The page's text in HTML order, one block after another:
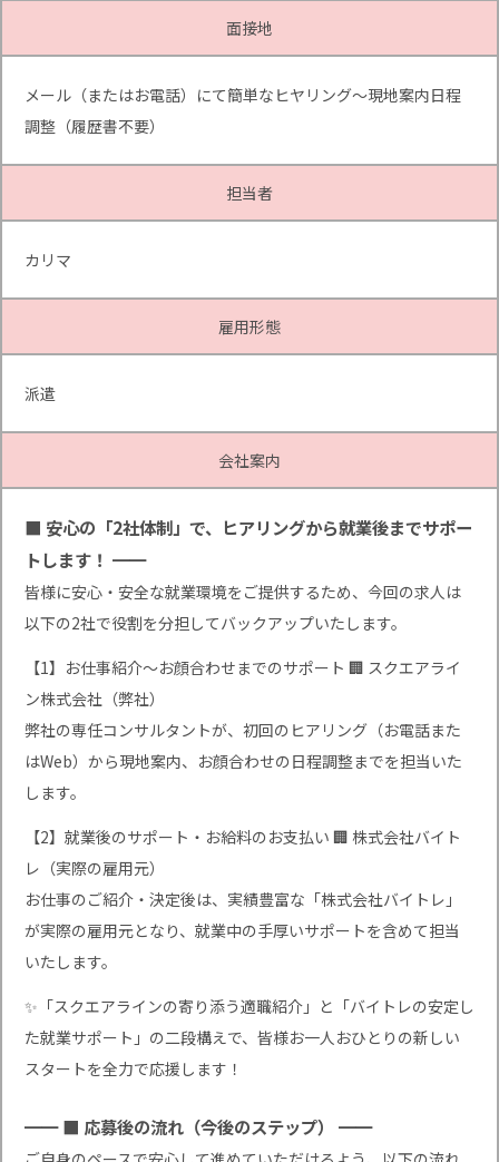
面接地
メール（またはお電話）にて簡単なヒヤリング～現地案内日程
調整（履歴書不要）
担当者
カリマ
雇用形態
派遣
会社案内
■ 安心の「2社体制」で、ヒアリングから就業後までサポー
トします！ ━━
皆様に安心・安全な就業環境をご提供するため、今回の求人は
以下の2社で役割を分担してバックアップいたします。
【1】お仕事紹介〜お顔合わせまでのサポート 🏢 スクエアライ
ン株式会社（弊社）
弊社の専任コンサルタントが、初回のヒアリング（お電話また
はWeb）から現地案内、お顔合わせの日程調整までを担当いた
します。
【2】就業後のサポート・お給料のお支払い 🏢 株式会社バイト
レ（実際の雇用元）
お仕事のご紹介・決定後は、実績豊富な「株式会社バイトレ」
が実際の雇用元となり、就業中の手厚いサポートを含めて担当
いたします。
✨「スクエアラインの寄り添う適職紹介」と「バイトレの安定し
た就業サポート」の二段構えで、皆様お一人おひとりの新しい
スタートを全力で応援します！
━━ ■ 応募後の流れ（今後のステップ） ━━